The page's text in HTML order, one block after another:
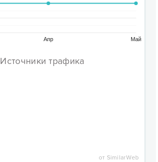
Апр Май
Источники трафика
от SimilarWeb